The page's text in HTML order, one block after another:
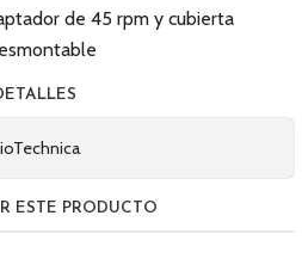
de 45 rpm y cubierta
ESTE PRODUCTO